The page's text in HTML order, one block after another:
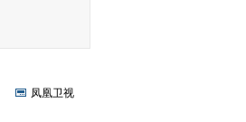
凤凰卫视